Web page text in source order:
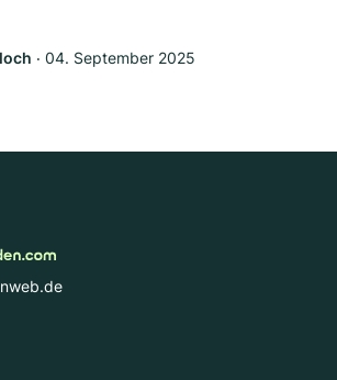
‧ 04. September 2025